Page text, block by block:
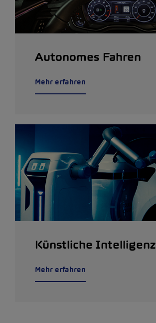
Autonomes Fahren
Mehr erfahren
Künstliche Intelligenz
Mehr erfahren